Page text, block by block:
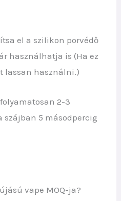
el a szilikon porvédő
használhatja is (Ha ez
lassan használni.)
2-3
szájban 5 másodpercig
vape MOQ-ja?